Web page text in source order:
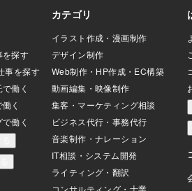
価され、成果を実感できるでしょう。経
済的な安定も得られやすく、仕事に対す
る満足感も高まります。自立して